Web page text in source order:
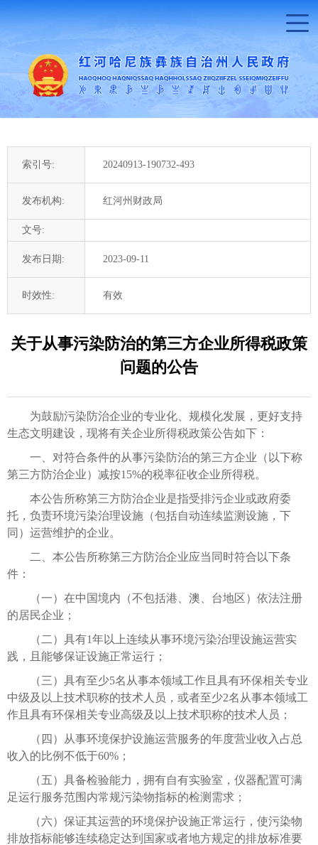
索引号: 20240913-190732-493
发布机构: 红河州财政局
文号:
发布日期: 2023-09-11
时效性: 有效
关于从事污染防治的第三方企业所得税政策
问题的公告
为鼓励污染防治企业的专业化、规模化发展，更好支持
生态文明建设，现将有关企业所得税政策公告如下：
一、对符合条件的从事污染防治的第三方企业（以下称
第三方防治企业）减按15%的税率征收企业所得税。
本公告所称第三方防治企业是指受排污企业或政府委
托，负责环境污染治理设施（包括自动连续监测设施，下
同）运营维护的企业。
二、本公告所称第三方防治企业应当同时符合以下条
件：
（一）在中国境内（不包括港、澳、台地区）依法注册
的居民企业；
（二）具有1年以上连续从事环境污染治理设施运营实
践，且能够保证设施正常运行；
（三）具有至少5名从事本领域工作且具有环保相关专业
中级及以上技术职称的技术人员，或者至少2名从事本领域工
作且具有环保相关专业高级及以上技术职称的技术人员；
（四）从事环境保护设施运营服务的年度营业收入占总
收入的比例不低于60%；
（五）具备检验能力，拥有自有实验室，仪器配置可满
足运行服务范围内常规污染物指标的检测需求；
（六）保证其运营的环境保护设施正常运行，使污染物
排放指标能够连续稳定达到国家或者地方规定的排放标准要